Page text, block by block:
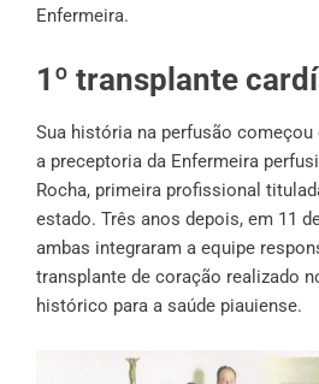
Enfermeira.
1º transplante
Sua história na perfusão começou
a preceptoria da Enfermeira
Rocha, primeira profissional
estado. Três anos depois, em 11
ambas integraram a equipe
transplante de coração realizado
histórico para a saúde piauiense.